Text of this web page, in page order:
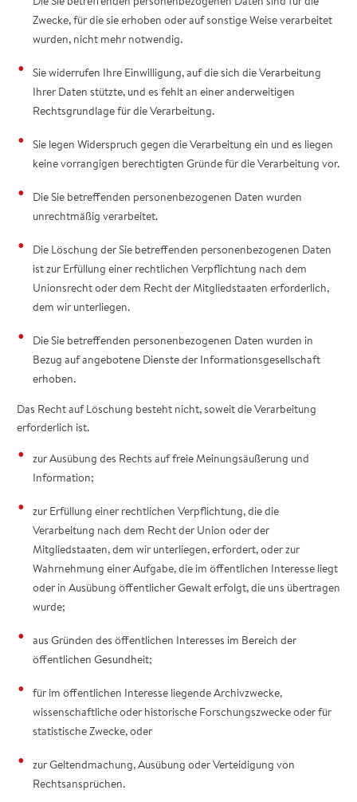
Zwecke, für die sie erhoben oder auf sonstige Weise verarbeitet
wurden, nicht mehr notwendig.
Sie widerrufen Ihre Einwilligung, auf die sich die Verarbeitung
Ihrer Daten stützte, und es fehlt an einer anderweitigen
Rechtsgrundlage für die Verarbeitung.
Sie legen Widerspruch gegen die Verarbeitung ein und es liegen
keine vorrangigen berechtigten Gründe für die Verarbeitung vor.
Die Sie betreffenden personenbezogenen Daten wurden
unrechtmäßig verarbeitet.
Die Löschung der Sie betreffenden personenbezogenen Daten
ist zur Erfüllung einer rechtlichen Verpflichtung nach dem
Unionsrecht oder dem Recht der Mitgliedstaaten erforderlich,
dem wir unterliegen.
Die Sie betreffenden personenbezogenen Daten wurden in
Bezug auf angebotene Dienste der Informationsgesellschaft
erhoben.
Das Recht auf Löschung besteht nicht, soweit die Verarbeitung
erforderlich ist.
zur Ausübung des Rechts auf freie Meinungsäußerung und
Information;
zur Erfüllung einer rechtlichen Verpflichtung, die die
Verarbeitung nach dem Recht der Union oder der
Mitgliedstaaten, dem wir unterliegen, erfordert, oder zur
Wahrnehmung einer Aufgabe, die im öffentlichen Interesse liegt
oder in Ausübung öffentlicher Gewalt erfolgt, die uns übertragen
wurde;
aus Gründen des öffentlichen Interesses im Bereich der
öffentlichen Gesundheit;
für im öffentlichen Interesse liegende Archivzwecke,
wissenschaftliche oder historische Forschungszwecke oder für
statistische Zwecke, oder
zur Geltendmachung, Ausübung oder Verteidigung von
Rechtsansprüchen.